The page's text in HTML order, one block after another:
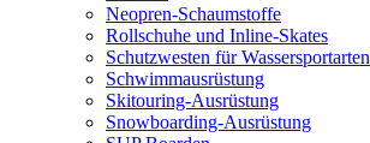
Neopren-Schaumstoffe
Rollschuhe und Inline-Skates
Schutzwesten für Wassersportarten
Schwimmausrüstung
Skitouring-Ausrüstung
Snowboarding-Ausrüstung